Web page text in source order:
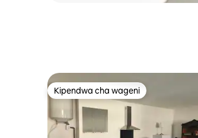
Kipendwa cha wageni
Kipendwa cha wageni